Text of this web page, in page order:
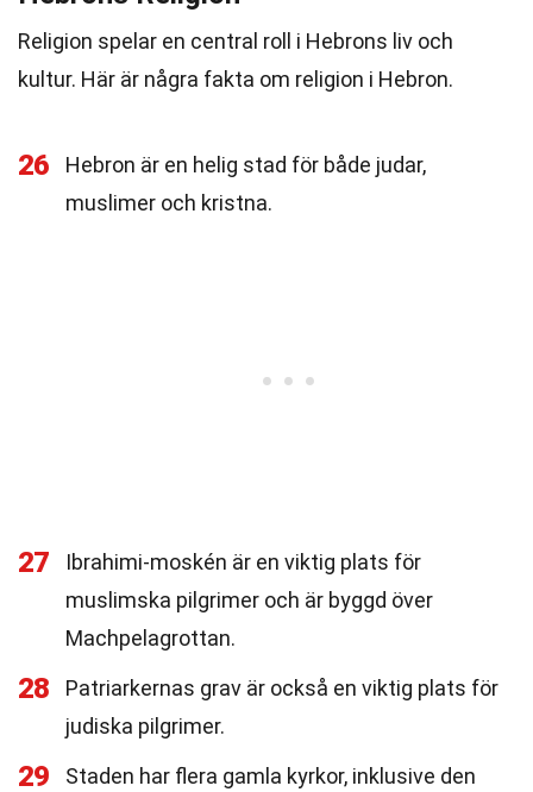
Religion spelar en central roll i Hebrons liv och
kultur. Här är några fakta om religion i Hebron.
26
Hebron är en helig stad för både judar,
muslimer och kristna.
27
Ibrahimi-moskén är en viktig plats för
muslimska pilgrimer och är byggd över
Machpelagrottan.
28
Patriarkernas grav är också en viktig plats för
judiska pilgrimer.
29
Staden har flera gamla kyrkor, inklusive den